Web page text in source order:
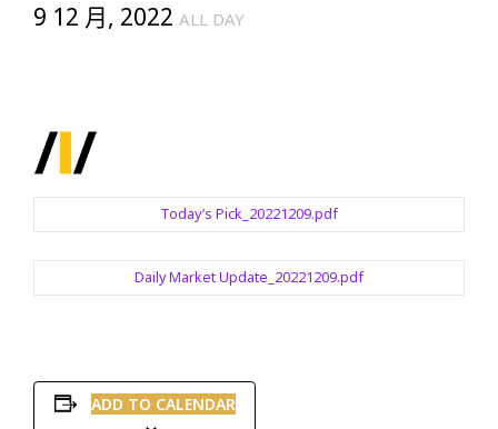
9 12 月, 2022 ALL DAY
Today’s Pick_20221209.pdf
Daily Market Update_20221209.pdf
ADD TO CALENDAR